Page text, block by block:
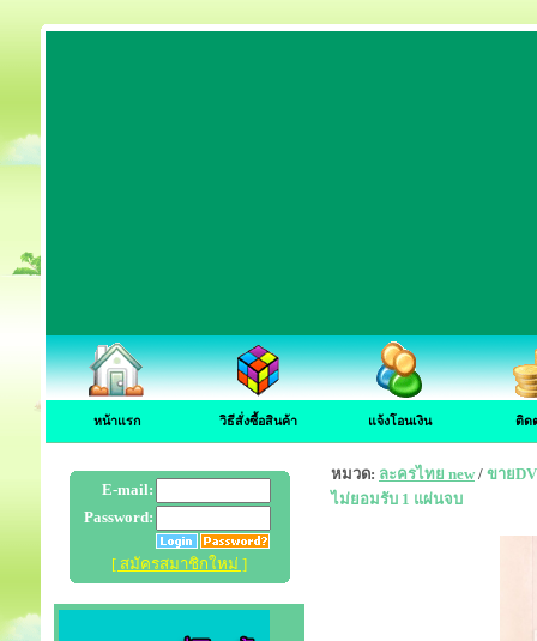
หน้าแรก วิธีสั่งซื้อสินค้า แจ้งโอนเงิน ติด
E-mail:
Password:
[ สมัครสมาชิกใหม่ ]
หมวด: ละครไทย new / ขาย
ไม่ยอมรับ 1 แผ่นจบ